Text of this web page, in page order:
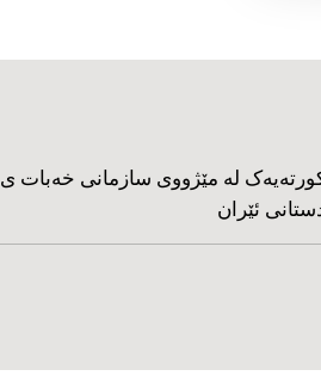
له مێژووی سازمانی خه‌بات ی
ئێران